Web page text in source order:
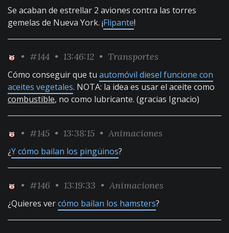
Se acaban de estrellar 2 aviones contra las torres
gemelas de Nueva York. ¡Flipante!
• #144 • 13:46:12 • Transportes
Cómo conseguir que tu automóvil diesel funcione con
aceites vegetales. NOTA: la idea es usar el aceite como
combustible, no como lubricante. (gracias Ignacio)
• #145 • 13:38:15 • Animaciones
¿Y cómo bailan los pingüinos?
• #146 • 13:19:33 • Animaciones
¿Quieres vercómo bailan los hamsters?